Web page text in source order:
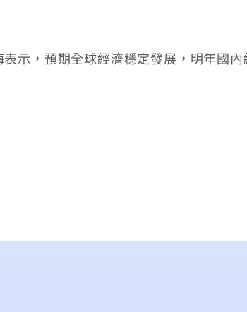
，預期全球經濟穩定發展，明年國內